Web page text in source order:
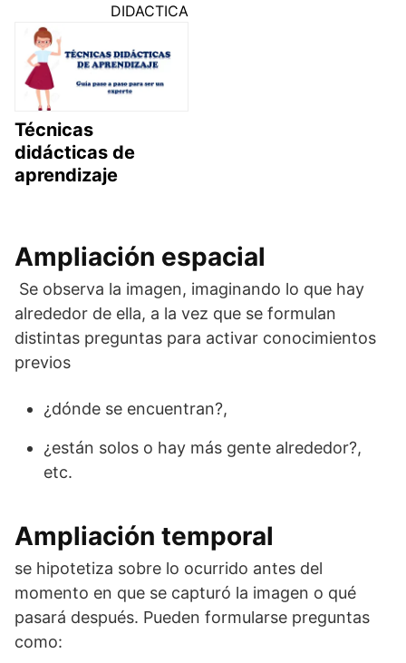
DIDACTICA
Técnicas
didácticas de
aprendizaje
Ampliación espacial
Se observa la imagen, imaginando lo que hay
alrededor de ella, a la vez que se formulan
distintas preguntas para activar conocimientos
previos
¿dónde se encuentran?,
¿están solos o hay más gente alrededor?,
etc.
Ampliación temporal
se hipotetiza sobre lo ocurrido antes del
momento en que se capturó la imagen o qué
pasará después. Pueden formularse preguntas
como: